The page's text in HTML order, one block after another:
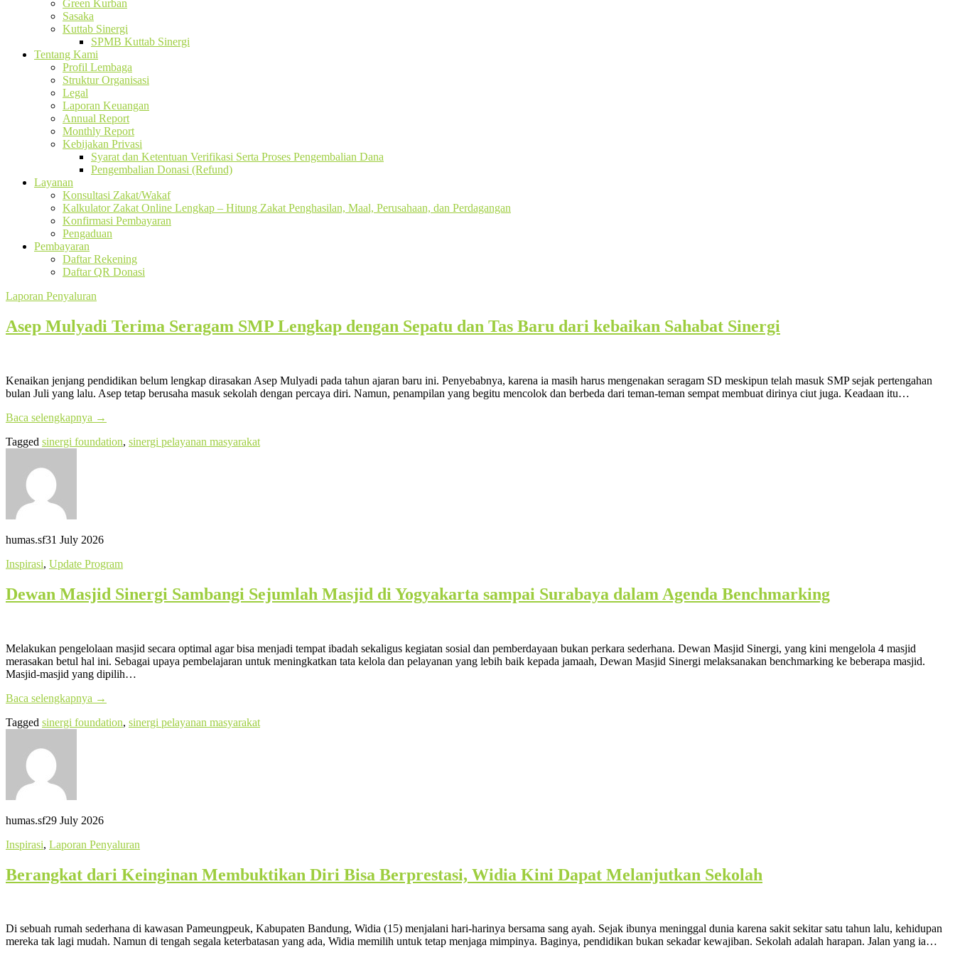
Green Kurban
Sasaka
Kuttab Sinergi
SPMB Kuttab Sinergi
Tentang Kami
Profil Lembaga
Struktur Organisasi
Legal
Laporan Keuangan
Annual Report
Monthly Report
Kebijakan Privasi
Syarat dan Ketentuan Verifikasi Serta Proses Pengembalian Dana
Pengembalian Donasi (Refund)
Layanan
Konsultasi Zakat/Wakaf
Kalkulator Zakat Online Lengkap – Hitung Zakat Penghasilan, Maal, Perusahaan, dan Perdagangan
Konfirmasi Pembayaran
Pengaduan
Pembayaran
Daftar Rekening
Daftar QR Donasi
Laporan Penyaluran
Asep Mulyadi Terima Seragam SMP Lengkap dengan Sepatu dan Tas Baru dari kebaikan Sahabat Sinergi
Kenaikan jenjang pendidikan belum lengkap dirasakan Asep Mulyadi pada tahun ajaran baru ini. Penyebabnya, karena ia masih harus mengenakan seragam SD meskipun telah masuk SMP sejak pertengahan
bulan Juli yang lalu. Asep tetap berusaha masuk sekolah dengan percaya diri. Namun, penampilan yang begitu mencolok dan berbeda dari teman-teman sempat membuat dirinya ciut juga. Keadaan itu…
Baca selengkapnya →
Tagged sinergi foundation, sinergi pelayanan masyarakat
humas.sf31 July 2026
Inspirasi, Update Program
Dewan Masjid Sinergi Sambangi Sejumlah Masjid di Yogyakarta sampai Surabaya dalam Agenda Benchmarking
Melakukan pengelolaan masjid secara optimal agar bisa menjadi tempat ibadah sekaligus kegiatan sosial dan pemberdayaan bukan perkara sederhana. Dewan Masjid Sinergi, yang kini mengelola 4 masjid
merasakan betul hal ini. Sebagai upaya pembelajaran untuk meningkatkan tata kelola dan pelayanan yang lebih baik kepada jamaah, Dewan Masjid Sinergi melaksanakan benchmarking ke beberapa masjid.
Masjid-masjid yang dipilih…
Baca selengkapnya →
Tagged sinergi foundation, sinergi pelayanan masyarakat
humas.sf29 July 2026
Inspirasi, Laporan Penyaluran
Berangkat dari Keinginan Membuktikan Diri Bisa Berprestasi, Widia Kini Dapat Melanjutkan Sekolah
Di sebuah rumah sederhana di kawasan Pameungpeuk, Kabupaten Bandung, Widia (15) menjalani hari-harinya bersama sang ayah. Sejak ibunya meninggal dunia karena sakit sekitar satu tahun lalu, kehidupan
mereka tak lagi mudah. Namun di tengah segala keterbatasan yang ada, Widia memilih untuk tetap menjaga mimpinya. Baginya, pendidikan bukan sekadar kewajiban. Sekolah adalah harapan. Jalan yang ia…